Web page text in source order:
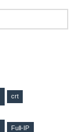
crt
Full-IP